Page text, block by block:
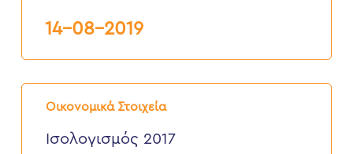
14-08-2019
Οικονομικά Στοιχεία
Ισολογισμός
2017
Ισολογισμός 2017